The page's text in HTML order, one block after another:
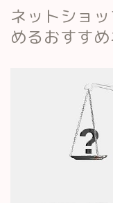
ネットショ
めるおすす